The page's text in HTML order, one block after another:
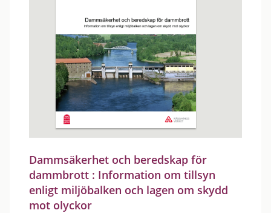
Dammsäkerhet och beredskap för
dammbrott : Information om tillsyn
enligt miljöbalken och lagen om skydd
mot olyckor